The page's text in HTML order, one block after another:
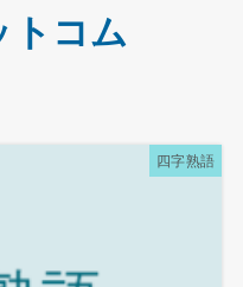
トコム
四字熟語